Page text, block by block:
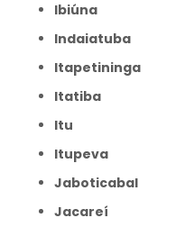
Ibiúna
Indaiatuba
Itapetininga
Itatiba
Itu
Itupeva
Jaboticabal
Jacareí